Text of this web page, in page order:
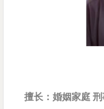
擅长：婚姻家庭